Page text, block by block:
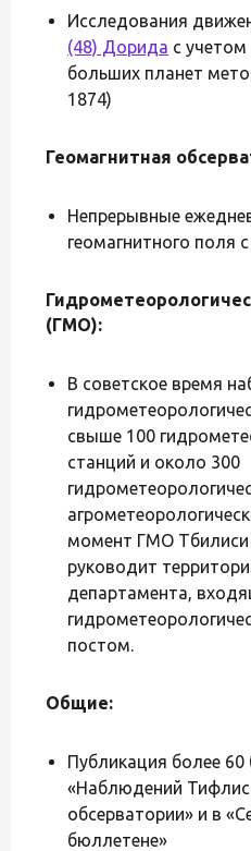
Исследования
(48) Дорида с
больших планет
1874)
Геомагнитная
Непрерывные
геомагнитного поля
(ГМО):
В советское время
свыше 100
станций и около 300
момент ГМО
руководит
департамента,
постом.
Общие:
Публикация более
«Наблюдений
обсерватории» и в
бюллетене»